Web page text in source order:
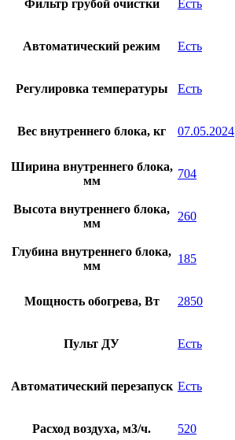
Фильтр грубой очистки Есть
Автоматический режим Есть
Регулировка температуры Есть
Вес внутреннего блока, кг 07.05.2024
Ширина внутреннего блока,
мм
704
Высота внутреннего блока,
мм
260
Глубина внутреннего блока,
мм
185
Мощность обогрева, Вт 2850
Пульт ДУ Есть
Автоматический перезапуск Есть
Расход воздуха, м3/ч. 520